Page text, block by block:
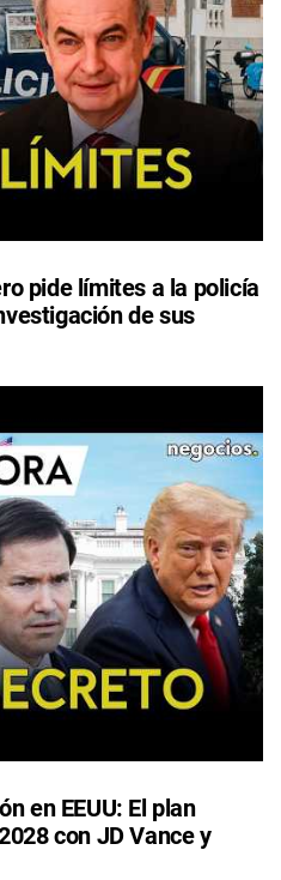
pide límites a la policía
de sus
en EEUU: El plan
con JD Vance y